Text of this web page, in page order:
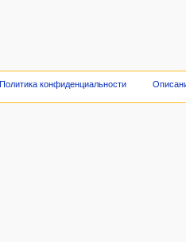
Политика конфиденциальности